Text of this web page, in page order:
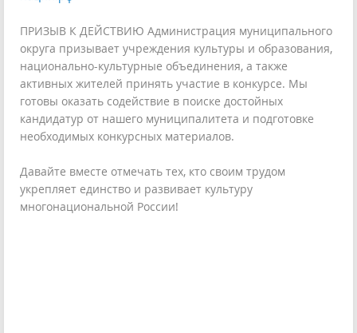
ПРИЗЫВ К ДЕЙСТВИЮ Администрация муниципального
округа призывает учреждения культуры и образования,
национально-культурные объединения, а также
активных жителей принять участие в конкурсе. Мы
готовы оказать содействие в поиске достойных
кандидатур от нашего муниципалитета и подготовке
необходимых конкурсных материалов.
Давайте вместе отмечать тех, кто своим трудом
укрепляет единство и развивает культуру
многонациональной России!